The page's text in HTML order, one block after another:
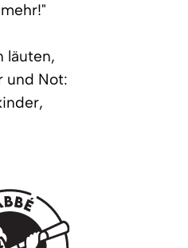
läuten,
und Not: